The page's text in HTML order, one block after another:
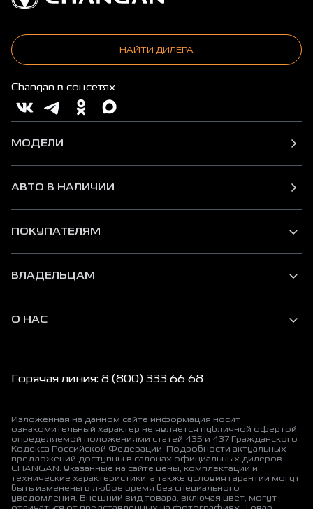
НАЙТИ ДИЛЕРА
Changan в соцсетях
МОДЕЛИ
АВТО В НАЛИЧИИ
ПОКУПАТЕЛЯМ
ВЛАДЕЛЬЦАМ
О НАС
Горячая линия: 8 (800) 333 66 68
Изложенная на данном сайте информация носит
ознакомительный характер не является публичной офертой,
определяемой положениями статей 435 и 437 Гражданского
Кодекса Российской Федерации. Подробности актуальных
предложений доступны в салонах официальных дилеров
CHANGAN. Указанные на сайте цены, комплектации и
технические характеристики, а также условия гарантии могут
быть изменены в любое время без специального
уведомления. Внешний вид товара, включая цвет, могут